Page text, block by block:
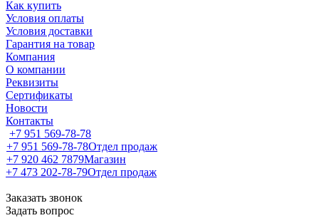
Как купить
Условия оплаты
Условия доставки
Гарантия на товар
Компания
О компании
Реквизиты
Сертификаты
Новости
Контакты
+7 951 569-78-78
+7 951 569-78-78Отдел продаж
+7 920 462 7879Магазин
+7 473 202-78-79Отдел продаж
Заказать звонок
Задать вопрос